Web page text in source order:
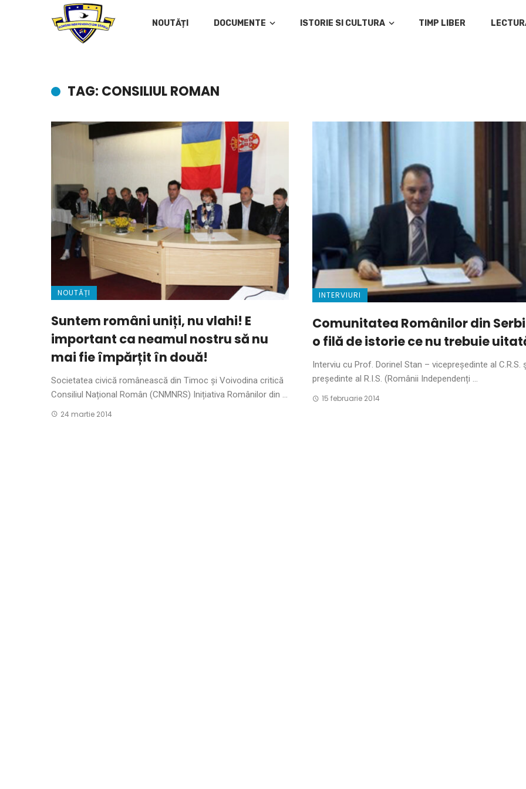
NOUTĂȚI DOCUMENTE ISTORIE SI CULTURA TIMP LIBER
TAG: CONSILIUL ROMAN
NOUTĂȚI
Suntem români uniți, nu vlahi! E
important ca neamul nostru să nu
mai fie împărțit în două!
Societatea civică românească din Timoc și Voivodina critică
Consiliul Național Român (CNMNRS) Inițiativa Românilor din ...
24 martie 2014
INTERVIURI
Comunitatea Românilor din
o filă de istorie ce nu trebuie
Interviu cu Prof. Dorinel Stan – vicepreședinte al C.R.S.
președinte al R.I.S. (Românii Independenți ...
15 februarie 2014